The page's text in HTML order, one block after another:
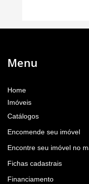
Menu
Home
Imóveis
Catálogos
Encomende seu imóvel
Encontre seu imóvel no
Fichas cadastrais
Financiamento